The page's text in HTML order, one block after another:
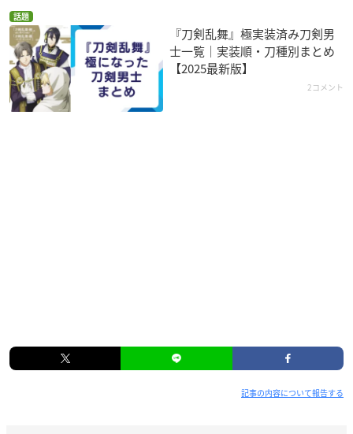
話題
『刀剣乱舞』極実装済み刀剣男
士一覧｜実装順・刀種別まとめ
【2025最新版】
2コメント
記事の内容について報告する